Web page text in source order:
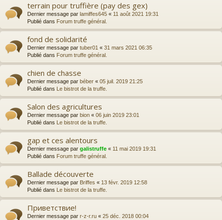
terrain pour truffière (pay des gex)
Dernier message par lamiffes645 « 11 août 2021 19:31
Publié dans Forum truffe général.
fond de solidarité
Dernier message par tuber01 « 31 mars 2021 06:35
Publié dans Forum truffe général.
chien de chasse
Dernier message par béber « 05 juil. 2019 21:25
Publié dans
Le bistrot de la truffe.
Salon des agricultures
Dernier message par bion « 06 juin 2019 23:01
Publié dans
Le bistrot de la truffe.
gap et ces alentours
Dernier message par galistruffe « 11 mai 2019 19:31
Publié dans Forum truffe général.
Ballade découverte
Dernier message par Briffes « 13 févr. 2019 12:58
Publié dans
Le bistrot de la truffe.
Приветствие!
Dernier message par r-z-r.ru « 25 déc. 2018 00:04